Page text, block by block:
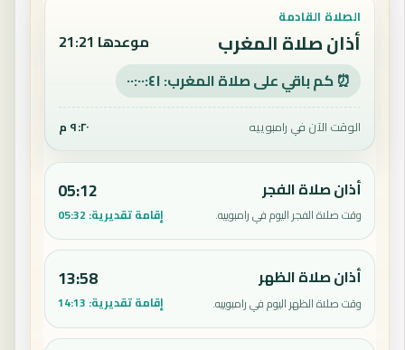
الصلاة القادمة
أذان صلاة المغرب موعدها 21:21
⏰ كم باقي على صلاة المغرب: ٠٠:٠٠:٤٠
الوقت الآن في رامبوييه ٩:٢٠ م
أذان صلاة الفجر
وقت صلاة الفجر اليوم في رامبوييه.
05:12
إقامة تقديرية: 05:32
أذان صلاة الظهر
وقت صلاة الظهر اليوم في رامبوييه.
13:58
إقامة تقديرية: 14:13